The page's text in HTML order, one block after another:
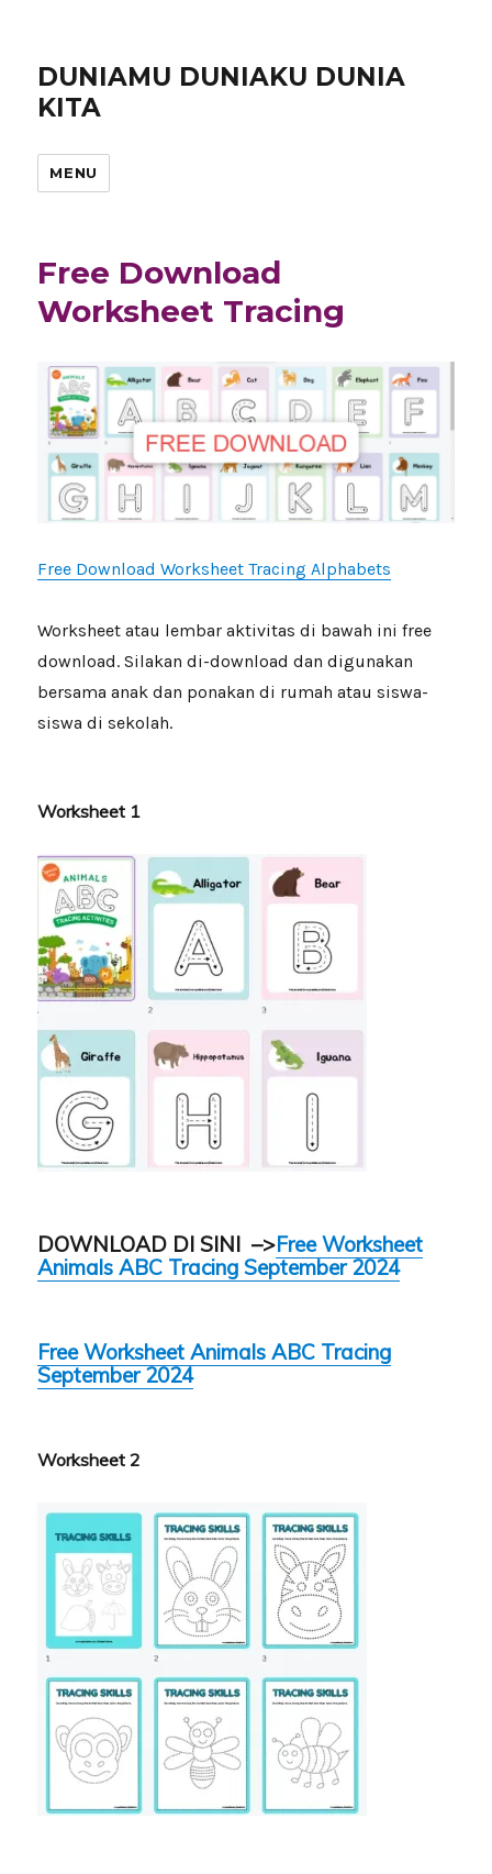
DUNIAMU DUNIAKU DUNIA
KITA
MENU
Free Download
Worksheet Tracing
Free Download Worksheet Tracing Alphabets
Worksheet atau lembar aktivitas di bawah ini free
download. Silakan di-download dan digunakan
bersama anak dan ponakan di rumah atau siswa-
siswa di sekolah.
Worksheet 1
DOWNLOAD DI SINI –>Free Worksheet
Animals ABC Tracing September 2024
Free Worksheet Animals ABC Tracing
September 2024
Worksheet 2